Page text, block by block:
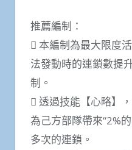
推薦編制：
 本編制為最大限度
法發動時的連鎖數提
制。
 透過技能【心略】
為己方部隊帶來“2%
多次的連鎖。